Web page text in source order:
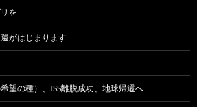
を
がはじまります
望の種）、ISS離脱成功、地球帰還へ